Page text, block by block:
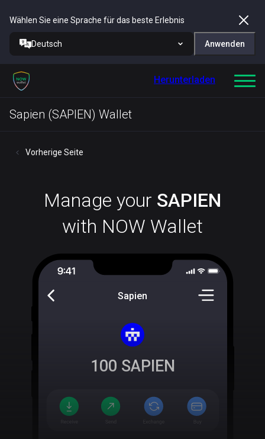
Wählen Sie eine Sprache für das beste Erlebnis
Deutsch Anwenden
Herunterladen
Sapien (SAPIEN) Wallet
Vorherige Seite
Manage your SAPIEN
with NOW Wallet
Sapien
100 SAPIEN